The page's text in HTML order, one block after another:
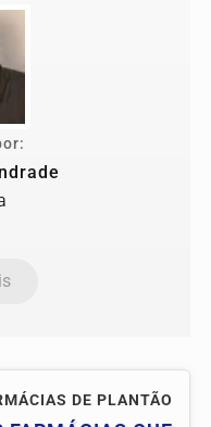
DE PLANTÃO